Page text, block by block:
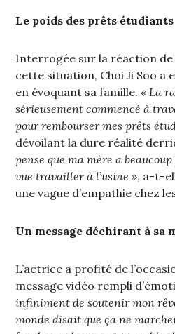
Le poids des prêts étudiants
Interrogée sur la réaction de
cette situation, Choi Ji Soo a
en évoquant sa famille.« La
sérieusement commencé à
pour rembourser mes prêts
dévoilant la dure réalité
pense que ma mère a
vue travailler à l’usine », a-t-
une vague d’empathie chez
Un message déchirant à sa
L’actrice a profité de
message vidéo rempli
infiniment de soutenir mon
monde disait que ça ne